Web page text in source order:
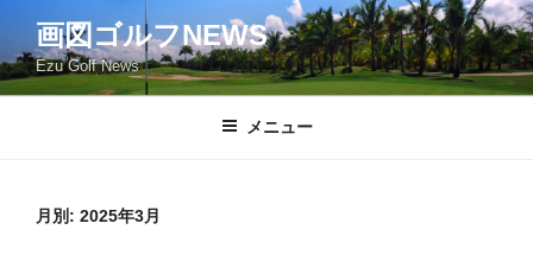
テ
ン
画図ゴルフNEWS
Ezu Golf News
メニュー
月別: 2025年3月